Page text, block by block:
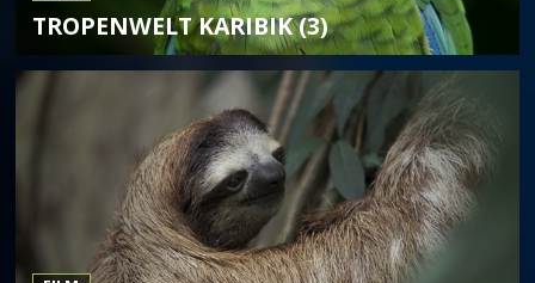
TROPENWELT KARIBIK (3)